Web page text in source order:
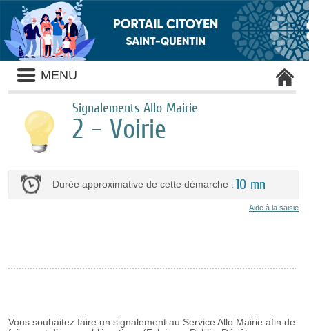
Liste
des
avertissements
MENU
Signalements Allo Mairie
2 - Voirie
Durée approximative de cette démarche : 10 mn
Aide à la saisie